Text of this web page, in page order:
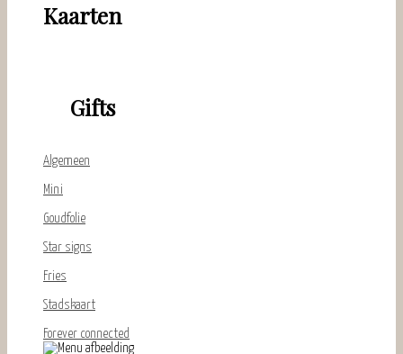
Kaarten
Gifts
Algemeen
Mini
Goudfolie
Star signs
Fries
Stadskaart
Forever connected